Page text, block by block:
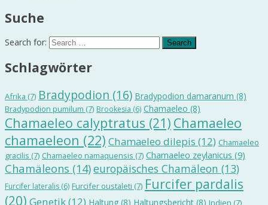
Suche
Search for:
Schlagwörter
Afrika (7) Bradypodion (16) Bradypodion damaranum (8)
Bradypodion pumilum (7) Brookesia (6) Chamaeleo (8)
Chamaeleo calyptratus (21) Chamaeleo
chamaeleon (22) Chamaeleo dilepis (12) Chamaeleo
gracilis (7) Chamaeleo namaquensis (7) Chamaeleo zeylanicus (9)
Chamäleons (14)europäisches Chamäleon (13)
Furcifer lateralis (6) Furcifer oustaleti (7) Furcifer pardalis
(20) Genetik(12) Haltung (8) Haltungsbericht (8) Indien (7)